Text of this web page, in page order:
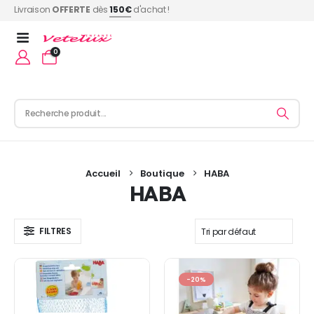
Livraison OFFERTE dès150€d'achat !
0
Accueil Boutique HABA
HABA
FILTRES
-20%